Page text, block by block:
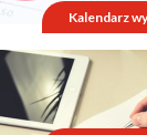
Kalendarz